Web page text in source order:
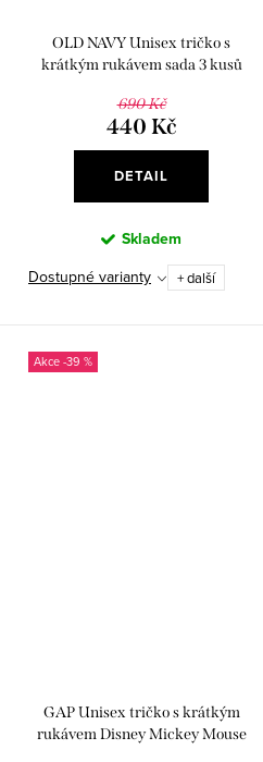
OLD NAVY Unisex tričko s
krátkým rukávem sada 3 kusů
690 Kč
440 Kč
DETAIL
Skladem
Dostupné varianty + další
-39 %
GAP Unisex tričko s krátkým
rukávem Disney Mickey Mouse